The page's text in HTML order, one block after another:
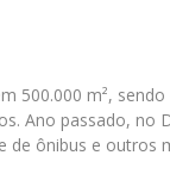
500.000 m²,
Ano passado, no
de ônibus e outros